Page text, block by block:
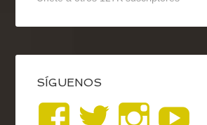
SÍGUENOS
VerVerVer